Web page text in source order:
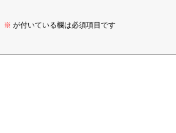
※ が付いている欄は必須項目です